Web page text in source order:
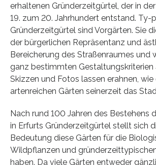
erhaltenen Gründerzeitgürtel, der in
19. zum 20. Jahrhundert entstand. Ty-
Gründerzeitgürtel sind Vorgärten. Sie
der bürgerlichen Repräsentanz und
Bereicherung des Straßenraumes und
ganz bestimmten
Skizzen und Fotos lassen erahnen, wie
artenreichen Gärten seinerzeit das
Nach rund 100 Jahren des Bestehens
in Erfurts Gründerzeitgürtel stellt sich
Bedeutung diese Gärten für die
Wildpflanzen und
haben. Da viele Gärten entweder